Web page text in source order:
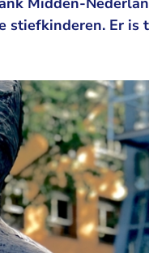
stiefkinderen. Er